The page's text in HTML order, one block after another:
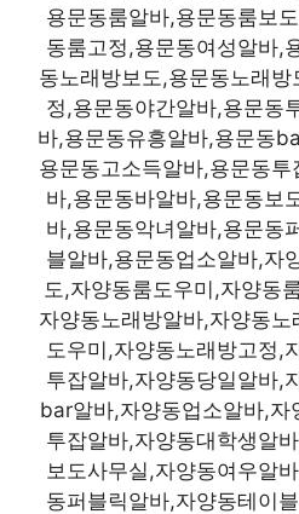
용문동룸알바,용문동룸보
동룸고정,용문동여성알바,
동노래방보도,용문동노래
정,용문동야간알바,용문동
바,용문동유흥알바,용문동
용문동고소득알바,용문동
바,용문동바알바,용문동보
바,용문동악녀알바,용문동
블알바,용문동업소알바,자
도,자양동룸도우미,자양동
자양동노래방알바,자양동
도우미,자양동노래방고정,
투잡알바,자양동당일알바,
bar알바,자양동업소알바,자
투잡알바,자양동대학생알
보도사무실,자양동여우알
동퍼블릭알바,자양동테이